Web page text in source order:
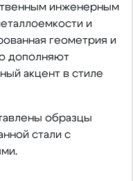
инженерным
и
геометрия и
дополняют
акцент в стиле
образцы
стали с